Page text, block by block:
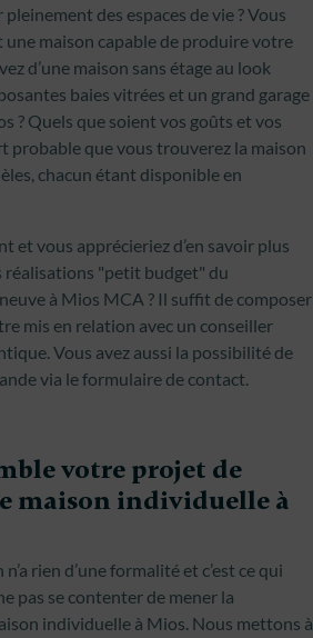
des espaces de vie ? Vous
une maison capable de produire votre
d’une maison sans étage au look
baies vitrées et un grand garage
? Quels que soient vos goûts et vos
probable que vous trouverez la maison
chacun étant disponible en
et vous apprécieriez d’en savoir plus
réalisations "petit budget" du
à Mios MCA ? Il suffit de composer
mis en relation avec un conseiller
Vous avez aussi la possibilité de
via le formulaire de contact.
votre projet de
maison individuelle à
rien d’une formalité et c’est ce qui
pas se contenter de mener la
individuelle à Mios. Nous mettons à